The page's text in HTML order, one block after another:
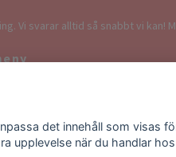
Vi svarar alltid så snabbt vi kan!
det innehåll som visas
upplevelse när du handlar hos